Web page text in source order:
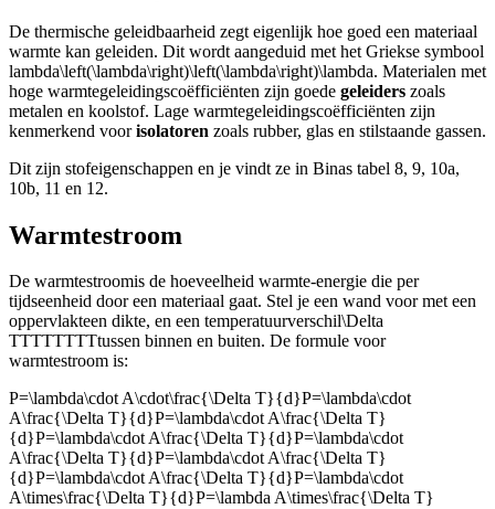
De thermische geleidbaarheid zegt eigenlijk hoe goed een materiaal
warmte kan geleiden. Dit wordt aangeduid met het Griekse symbool
lambda\left(\lambda\right)\left(\lambda\right)\lambda. Materialen met
hoge warmtegeleidingscoëfficiënten zijn goede geleiders zoals
metalen en koolstof. Lage warmtegeleidingscoëfficiënten zijn
kenmerkend voorisolatoren zoals rubber, glas en stilstaande gassen.
Dit zijn stofeigenschappen en je vindt ze in Binas tabel 8, 9, 10a,
10b, 11 en 12.
Warmtestroom
De warmtestroomis de hoeveelheid warmte-energie die per
tijdseenheid door een materiaal gaat. Stel je een wand voor met een
oppervlakteen dikte, en een temperatuurverschil\Delta
TTTTTTTTtussen binnen en buiten. De formule voor
warmtestroom is:
P=\lambda\cdot A\cdot\frac{\Delta T}{d}P=\lambda\cdot
A\frac{\Delta T}{d}P=\lambda\cdot A\frac{\Delta T}
{d}P=\lambda\cdot A\frac{\Delta T}{d}P=\lambda\cdot
A\frac{\Delta T}{d}P=\lambda\cdot A\frac{\Delta T}
{d}P=\lambda\cdot A\frac{\Delta T}{d}P=\lambda\cdot
A\times\frac{\Delta T}{d}P=\lambda A\times\frac{\Delta T}